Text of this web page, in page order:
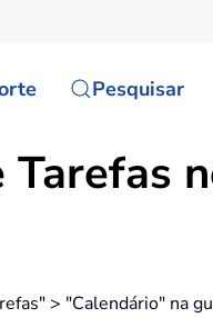
Pesquisar
> "Calendário" na